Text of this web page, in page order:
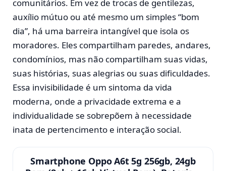
comunitários. Em vez de trocas de gentilezas,
auxílio mútuo ou até mesmo um simples “bom
dia”, há uma barreira intangível que isola os
moradores. Eles compartilham paredes, andares,
condomínios, mas não compartilham suas vidas,
suas histórias, suas alegrias ou suas dificuldades.
Essa invisibilidade é um sintoma da vida
moderna, onde a privacidade extrema e a
individualidade se sobrepõem à necessidade
inata de pertencimento e interação social.
Smartphone Oppo A6t 5g 256gb, 24gb